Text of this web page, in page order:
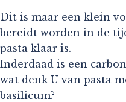
Dit is maar een klein
bereidt worden in de
pasta klaar is.
Inderdaad is een
wat denk U van pasta
basilicum?